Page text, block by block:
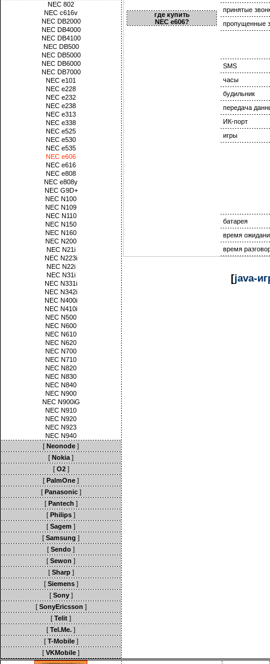
NEC 802
NEC c616v
NEC DB2000
NEC DB4000
NEC DB4100
NEC DB500
NEC DB5000
NEC DB6000
NEC DB7000
NEC e101
NEC e228
NEC e232
NEC e238
NEC e313
NEC e338
NEC e525
NEC e530
NEC e535
NEC e606
NEC e616
NEC e808
NEC e808y
NEC G9D+
NEC N100
NEC N109
NEC N110
NEC N150
NEC N160
NEC N200
NEC N21i
NEC N223i
NEC N22i
NEC N31i
NEC N331i
NEC N342i
NEC N400i
NEC N410i
NEC N500
NEC N600
NEC N610
NEC N620
NEC N700
NEC N710
NEC N820
NEC N830
NEC N840
NEC N900
NEC N900iG
NEC N910
NEC N920
NEC N923
NEC N940
[ Neonode ]
[ Nokia ]
[ O2]
[ PalmOne ]
[ Panasonic]
[ Pantech ]
[ Philips ]
[ Sagem ]
[ Samsung ]
[ Sendo ]
[ Sewon ]
[ Sharp]
[ Siemens]
[ Sony]
[ SonyEricsson ]
[ Telit ]
[ Tel.Me. ]
[ T-Mobile]
[ VKMobile ]
где купить
NEC e606?
принятые
пропущенные
SMS
часы
будильник
передача
ИК-порт
игры
батарея
время
время
[java-